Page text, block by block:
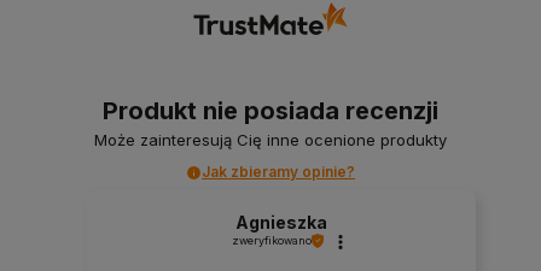
Produkt nie posiada recenzji
Może zainteresują Cię inne ocenione produkty
Jak zbieramy opinie?
Agnieszka
zweryfikowano